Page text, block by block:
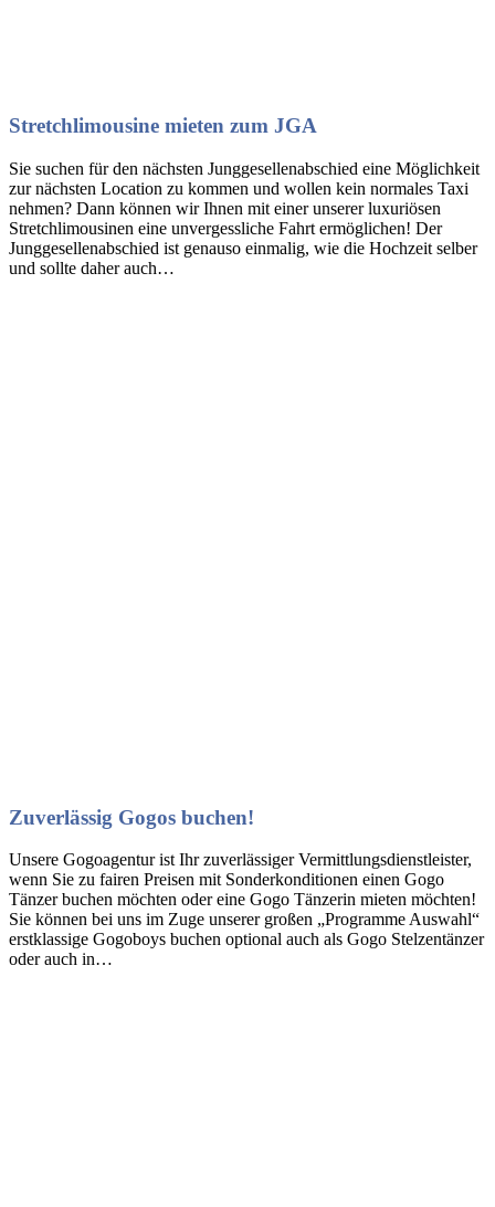
Stretchlimousine mieten zum JGA
Sie suchen für den nächsten Junggesellenabschied eine Möglichkeit
zur nächsten Location zu kommen und wollen kein normales Taxi
nehmen? Dann können wir Ihnen mit einer unserer luxuriösen
Stretchlimousinen eine unvergessliche Fahrt ermöglichen! Der
Junggesellenabschied ist genauso einmalig, wie die Hochzeit selber
und sollte daher auch…
Zuverlässig Gogos buchen!
Unsere Gogoagentur ist Ihr zuverlässiger Vermittlungsdienstleister,
wenn Sie zu fairen Preisen mit Sonderkonditionen einen Gogo
Tänzer buchen möchten oder eine Gogo Tänzerin mieten möchten!
Sie können bei uns im Zuge unserer großen „Programme Auswahl“
erstklassige Gogoboys buchen optional auch als Gogo Stelzentänzer
oder auch in…